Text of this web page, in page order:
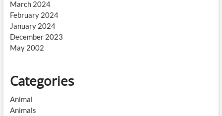
March 2024
February 2024
January 2024
December 2023
May 2002
Categories
Animal
Animals